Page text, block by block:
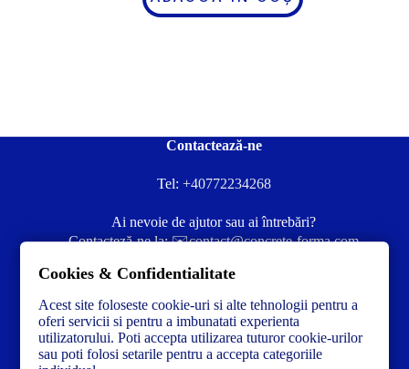
Contactează-ne
Tel: +40772234268
Ai nevoie de ajutor sau ai întrebări?
Contacteză-ne la:✉️contact@concrete-forma.com
Cookies & Confidentialitate
Acest site foloseste cookie-uri si alte tehnologii pentru a
oferi servicii si pentru a imbunatati experienta
utilizatorului. Poti accepta utilizarea tuturor cookie-urilor
sau poti folosi setarile pentru a accepta categoriile